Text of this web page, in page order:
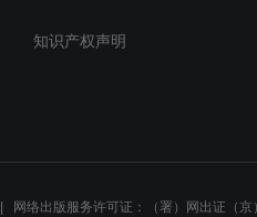
知识产权声明
网络出版服务许可证：（署）网出证（